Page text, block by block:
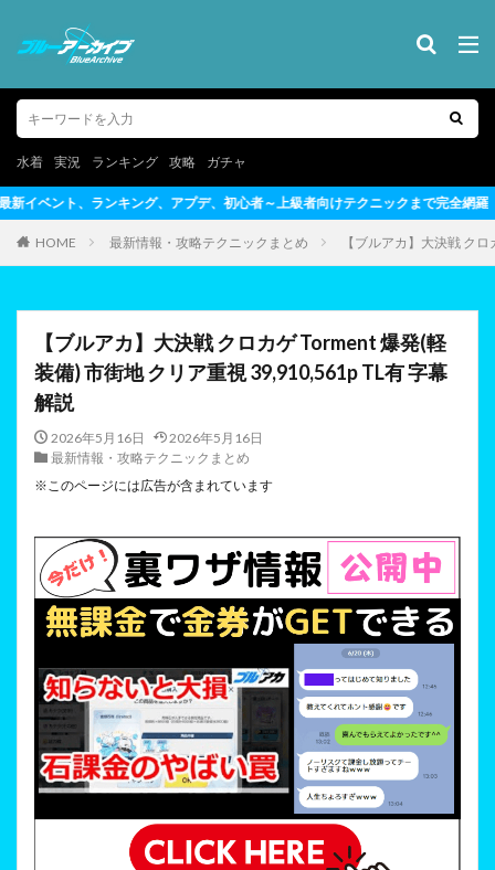
水着 実況 ランキング 攻略 ガチャ
心者～上級者向けテクニックまで完全網羅
HOME 最新情報・攻略テクニックまとめ 【ブルアカ】大決戦 ク
【ブルアカ】大決戦 クロカゲ Torment 爆発(軽
装備) 市街地 クリア重視 39,910,561p TL有 字幕
解説
2026年5月16日
2026年5月16日
最新情報・攻略テクニックまとめ
※このページには広告が含まれています